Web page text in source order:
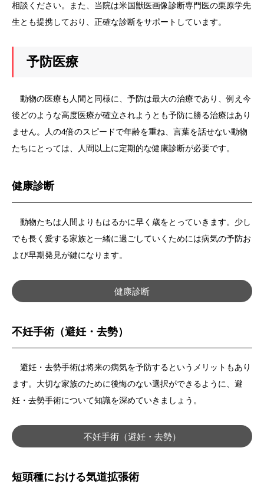
相談ください。また、当院は米国獣医画像診断専門医の栗原学先
生とも提携しており、正確な診断をサポートしています。
予防医療
動物の医療も人間と同様に、予防は最大の治療であり、例え今
後どのような高度医療が確立されようとも予防に勝る治療はあり
ません。人の4倍のスピードで年齢を重ね、言葉を話せない動物
たちにとっては、人間以上に定期的な健康診断が必要です。
健康診断
動物たちは人間よりもはるかに早く歳をとっていきます。少し
でも長く愛する家族と一緒に過ごしていくためには病気の予防お
よび早期発見が鍵になります。
健康診断
不妊手術（避妊・去勢）
避妊・去勢手術は将来の病気を予防するというメリットもあり
ます。大切な家族のために後悔のない選択ができるように、避
妊・去勢手術について知識を深めていきましょう。
不妊手術（避妊・去勢）
短頭種における気道拡張術